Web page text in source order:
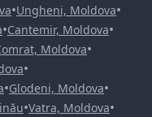
•Ungheni, Moldova•
•Cantemir, Moldova•
Moldova•
•
•Glodeni, Moldova•
•Vatra, Moldova•